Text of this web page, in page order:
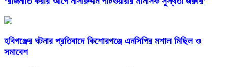
হবিগঞ্জের ঘটনার প্রতিবাদে কিশোরগঞ্জে এনসিপির মশাল মিছিল ও
সমাবেশ